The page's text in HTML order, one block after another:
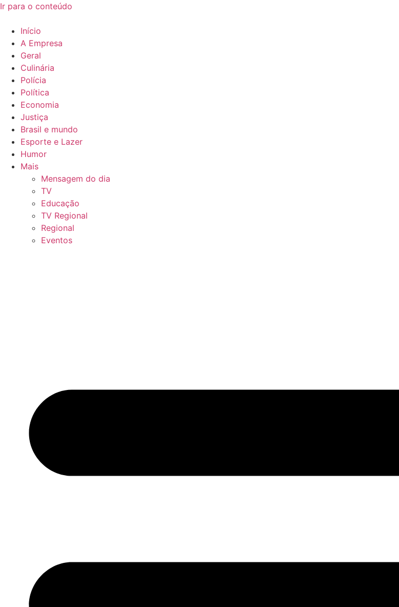
Ir para o conteúdo
Início
A Empresa
Geral
Culinária
Polícia
Política
Economia
Justiça
Brasil e mundo
Esporte e Lazer
Humor
Mais
Mensagem do dia
TV
Educação
TV Regional
Regional
Eventos